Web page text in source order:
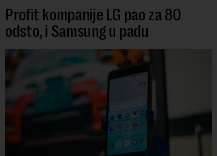
Profit kompanije LG pao za 80
odsto, i Samsung u padu